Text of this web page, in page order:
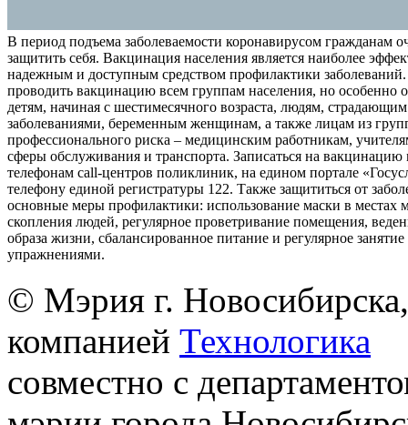
В период подъема заболеваемости коронавирусом гражданам
защитить себя. Вакцинация населения является наиболее
надежным и доступным средством профилактики заболеваний.
проводить вакцинацию всем группам населения, но особенно
детям, начиная с шестимесячного возраста, людям,
заболеваниями, беременным женщинам, а также лицам из
профессионального риска – медицинским работникам,
сферы обслуживания и транспорта. Записаться на
телефонам call-центров поликлиник, на едином портале
телефону единой регистратуры 122. Также защититься от
основные меры профилактики: использование маски в местах
скопления людей, регулярное проветривание помещения,
образа жизни, сбалансированное питание и регулярное
упражнениями.
© Мэрия г.
компанией Технологика
совместно с